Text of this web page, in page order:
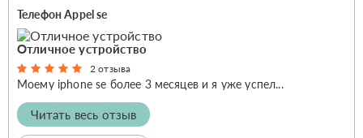
Телефон Appel se
Отличное устройство
2 отзыва
Моему iphone se более 3 месяцев и я уже успел...
Читать весь отзыв